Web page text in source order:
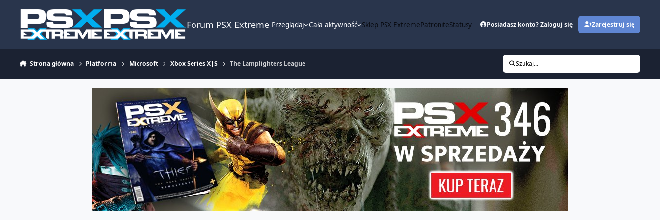
Forum PSX Extreme Przeglądaj Cała aktywność Sklep PSX ExtremePatroniteStatusy Posiadasz konto? Zaloguj się Zarejestruj się
Strona główna Platforma Microsoft Xbox Series X|S The Lamplighters League Szukaj...